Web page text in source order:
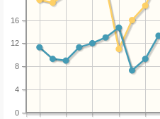
0
4
8
12
16